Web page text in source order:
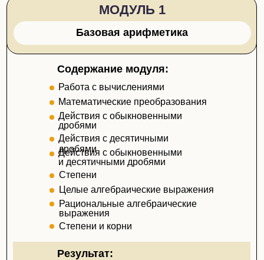
МОДУЛЬ 1
Содержание модуля:
Результат:
Базовая арифметика
Действия с обыкновенными
и десятичными дробями
Действия с десятичными
дробями
Действия с обыкновенными
дробями
Работа с вычислениями
Математические преобразования
Целые алгебраические выражения
Рациональные алгебраические
выражения
Степени и корни
Степени